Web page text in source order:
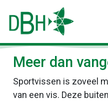
Meer dan
Sportvissen is zoveel
van een vis. Deze